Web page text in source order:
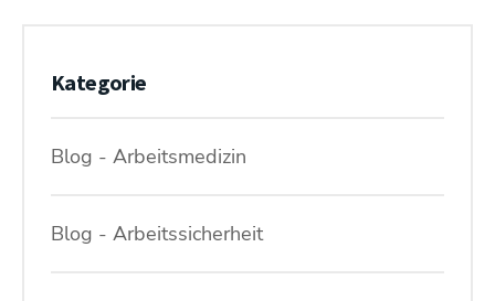
Kategorie
Blog - Arbeitsmedizin
Blog - Arbeitssicherheit